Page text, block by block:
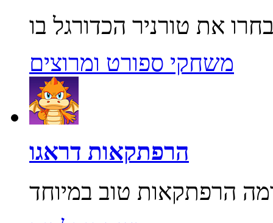
משחקי ספורט ומרוצים
הרפתקאות דראגו